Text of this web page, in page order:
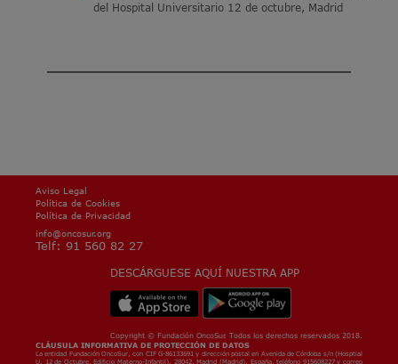
del Hospital Universitario 12 de octubre, Madrid
Aviso Legal
Política de Cookies
Política de Privacidad
info@oncosur.org
Telf: 91 560 82 27
DESCÁRGUESE AQUÍ NUESTRA APP
Copyright © Fundación OncoSur. Todos los derechos reservados 2018.
CLÁUSULA INFORMATIVA DE PROTECCIÓN DE DATOS
La entidad Fundación OncoSur, con CIF G-86133691 y dirección postal en Avenida de Córdoba s/n (Hosptial
U. 12 de Octubre, Edificio Materno-Infantil). 28042, Madrid (Madrid), España, teléfono 915608227 y correo